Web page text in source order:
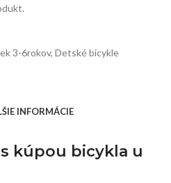
3-6rokov, Detské bicykle
INFORMÁCIE
kúpou bicykla u